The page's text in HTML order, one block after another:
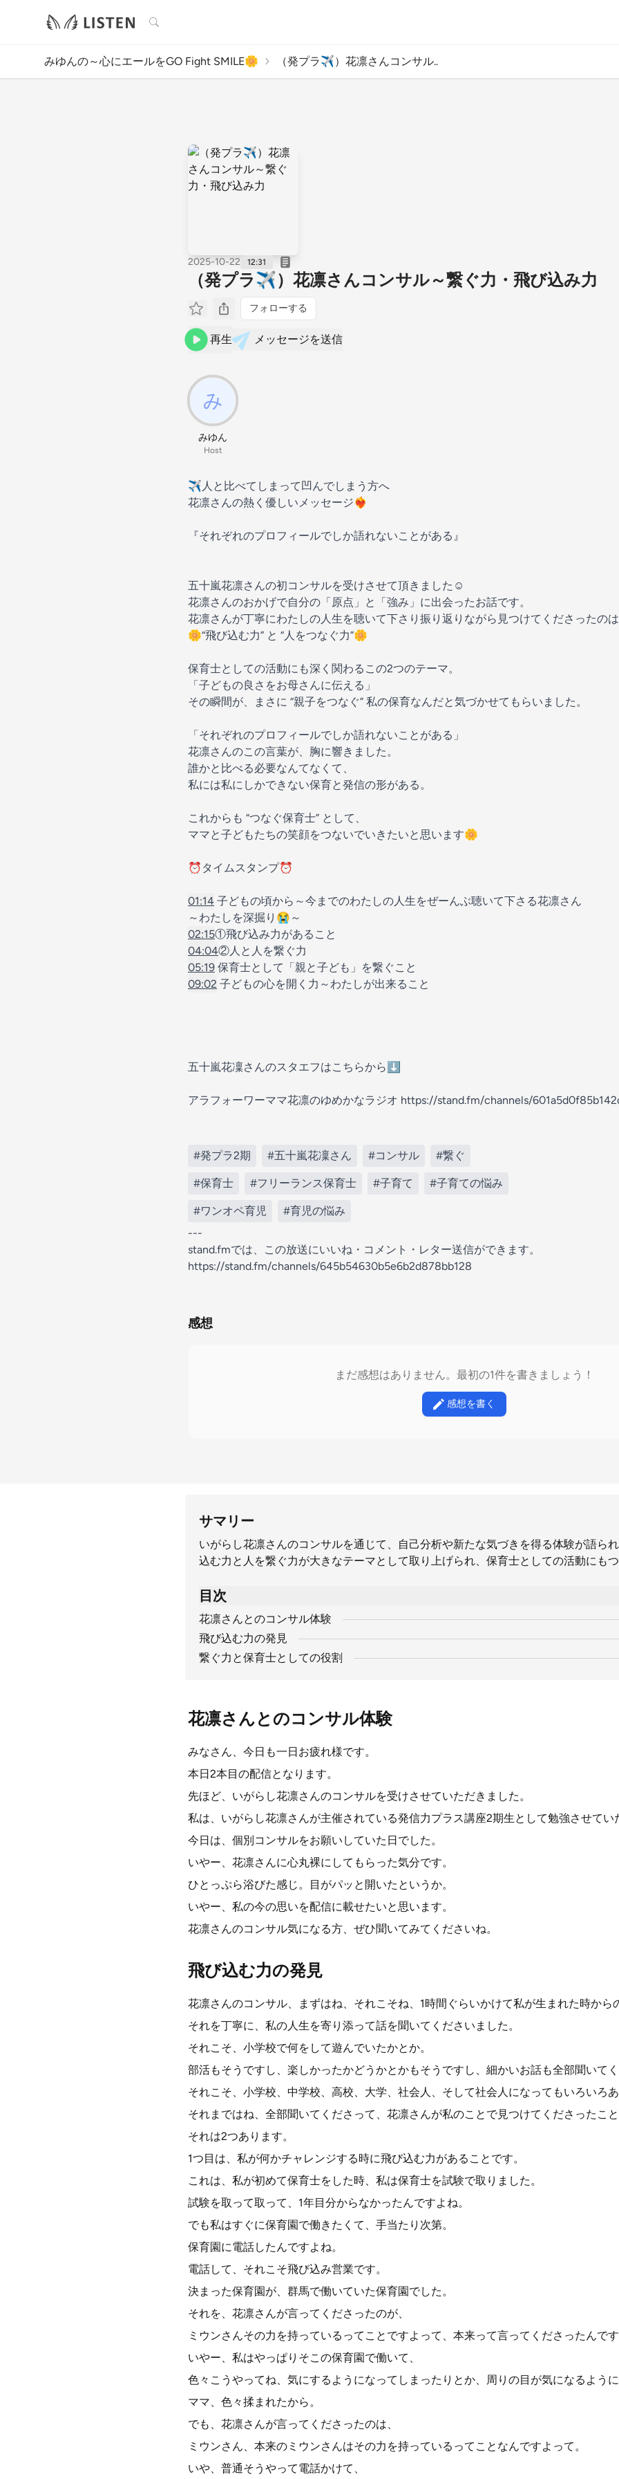
検索
みゆんの～心にエールをGO Fight SMILE🌼 （発プラ✈️）花凛さんコンサル..
2025-10-22 12:31
（発プラ✈️）花凛さんコンサル～繋ぐ力・飛び込み力
フォローする
再生 メッセージを送信
みゆん
Host
✈️人と比べてしまって凹んでしまう方へ
花凛さんの熱く優しいメッセージ❤️‍🔥
『それぞれのプロフィールでしか語れないことがある』
五十嵐花凛さんの初コンサルを受けさせて頂きました☺️
花凛さんのおかげで自分の「原点」と「強み」に出会ったお話です。
花凛さんが丁寧にわたしの人生を聴いて下さり振り返りながら見つけてくださったのは
🌼“飛び込む力” と “人をつなぐ力”🌼
保育士としての活動にも深く関わるこの2つのテーマ。
「子どもの良さをお母さんに伝える」
その瞬間が、まさに “親子をつなぐ” 私の保育なんだと気づかせてもらいました。
「それぞれのプロフィールでしか語れないことがある」
花凛さんのこの言葉が、胸に響きました。
誰かと比べる必要なんてなくて、
私には私にしかできない保育と発信の形がある。
これからも “つなぐ保育士” として、
ママと子どもたちの笑顔をつないでいきたいと思います🌼
⏰タイムスタンプ⏰
01:14 子どもの頃から～今までのわたしの人生をぜーんぶ聴いて下さる花凛さん
～わたしを深掘り😭～
02:15①飛び込み力があること
04:04②人と人を繋ぐ力
05:19 保育士として「親と子ども」を繋ぐこと
09:02 子どもの心を開く力～わたしが出来ること
五十嵐花凜さんのスタエフはこちらから⬇️
アラフォーワーママ花凛のゆめかなラジオ https://stand.fm/channels/
#発プラ2期 #五十嵐花凜さん #コンサル #繋ぐ
#保育士 #フリーランス保育士 #子育て #子育ての悩み
#ワンオペ育児
#育児の悩み
---
stand.fmでは、この放送にいいね・コメント・レター送信ができます。
https://stand.fm/channels/645b54630b5e6b2d878bb128
感想
まだ感想はありません。最初の1件を書きましょう！
感想を書く
サマリー
いがらし花凛さんのコンサルを通じて、自己分析や新たな気づきを得る体験が語ら
込む力と人を繋ぐ力が大きなテーマとして取り上げられ、保育士としての活動にもつ
目次
花凛さんとのコンサル体験
飛び込む力の発見
繋ぐ力と保育士としての役割
花凛さんとのコンサル体験
みなさん、今日も一日お疲れ様です。
本日2本目の配信となります。
先ほど、いがらし花凛さんのコンサルを受けさせていただきました。
私は、いがらし花凛さんが主催されている発信力プラス講座2期生として勉強させてい
今日は、個別コンサルをお願いしていた日でした。
いやー、花凛さんに心丸裸にしてもらった気分です。
ひとっぷら浴びた感じ。目がパッと開いたというか。
いやー、私の今の思いを配信に載せたいと思います。
花凛さんのコンサル気になる方、ぜひ聞いてみてくださいね。
飛び込む力の発見
花凛さんのコンサル、まずはね、それこそね、1時間ぐらいかけて私が生まれた時から
それを丁寧に、私の人生を寄り添って話を聞いてくださいました。
それこそ、小学校で何をして遊んでいたかとか。
部活もそうですし、楽しかったかどうかとかもそうですし、細かいお話も全部聞いてく
それこそ、小学校、中学校、高校、大学、社会人、そして社会人になってもいろいろあ
それまではね、全部聞いてくださって、花凛さんが私のことで見つけてくださったこと
それは2つあります。
1つ目は、私が何かチャレンジする時に飛び込む力があることです。
これは、私が初めて保育士をした時、私は保育士を試験で取りました。
試験を取って取って、1年目分からなかったんですよね。
でも私はすぐに保育園で働きたくて、手当たり次第。
保育園に電話したんですよね。
電話して、それこそ飛び込み営業です。
決まった保育園が、群馬で働いていた保育園でした。
それを、花凛さんが言ってくださったのが、
ミウンさんその力を持っているってことですよって、本来って言ってくださったんです
いやー、私はやっぱりそこの保育園で働いて、
色々こうやってね、気にするようになってしまったりとか、周りの目が気になるように
ママ、色々揉まれたから。
でも、花凛さんが言ってくださったのは、
ミウンさん、本来のミウンさんはその力を持っているってことなんですよって。
いや、普通そうやって電話かけて、